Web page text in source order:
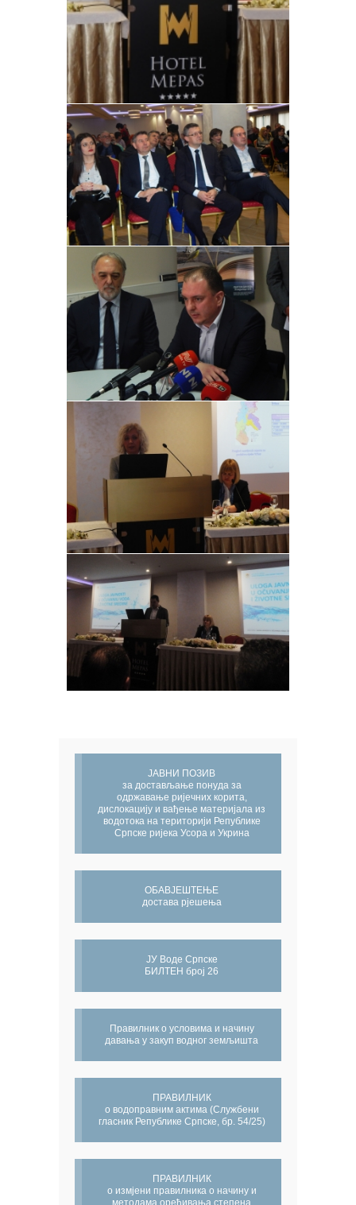
ЈАВНИ ПОЗИВ
за достављање понуда за
одржавање ријечних корита,
дислокацију и вађење материјала из
водотока на територији Републике
Српске ријека Усора и Укрина
ОБАВЈЕШТЕЊЕ
достава рјешења
ЈУ Воде Српске
БИЛТЕН број 26
Правилник о условима и начину
давања у закуп водног земљишта
ПРАВИЛНИК
о водоправним актима (Службени
гласник Републике Српске, бр. 54/25)
ПРАВИЛНИК
о измјени правилника о начину и
методама оређивања степена